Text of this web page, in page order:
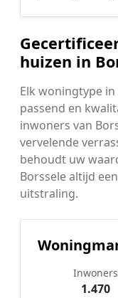
huizen in
Elk woningtype
passend en
inwoners van
vervelende
behoudt uw
Borssele altijd
uitstraling.
Inwoners
1.470